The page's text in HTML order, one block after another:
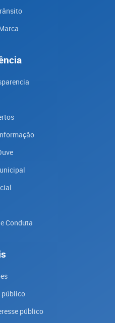
Conduta
público
público